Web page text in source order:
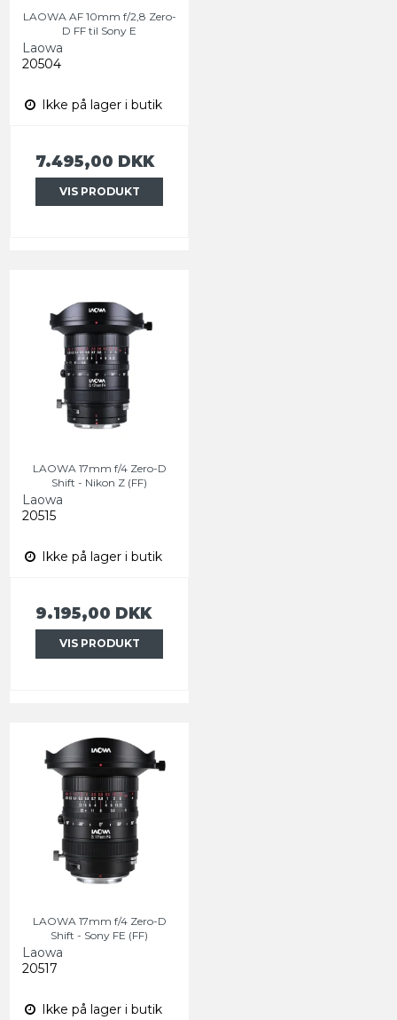
LAOWA AF 10mm f/2,8 Zero-
D FF til Sony E
Laowa
20504
Ikke på lager i butik
7.495,00 DKK
VIS PRODUKT
LAOWA 17mm f/4 Zero-D
Shift - Nikon Z (FF)
Laowa
20515
Ikke på lager i butik
9.195,00 DKK
VIS PRODUKT
LAOWA 17mm f/4 Zero-D
Shift - Sony FE (FF)
Laowa
20517
Ikke på lager i butik